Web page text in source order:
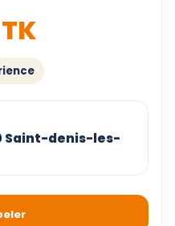
Saint-denis-les-